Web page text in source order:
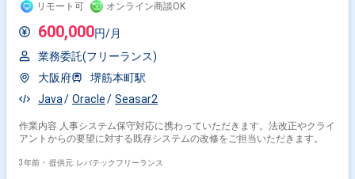
リモート可 オンライン商談OK
600,000円/月
業務委託(フリーランス)
大阪府
堺筋本町駅
Java
Oracle Seasar2
作業内容 人事システム保守対応に携わっていただきます。法改正やクライ
アントからの要望に対する既存システムの改修をご担当いただきます。
3年前・ 提供元: レバテックフリーランス